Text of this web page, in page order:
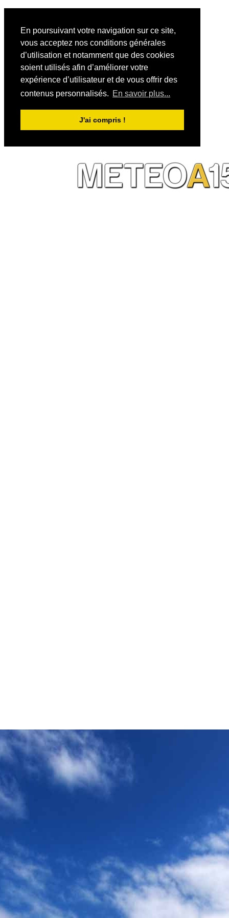
En poursuivant votre navigation sur ce site,
vous acceptez nos conditions générales
d’utilisation et notamment que des cookies
soient utilisés afin d’améliorer votre
expérience d’utilisateur et de vous offrir des
contenus personnalisés. En savoir plus...
J'ai compris !